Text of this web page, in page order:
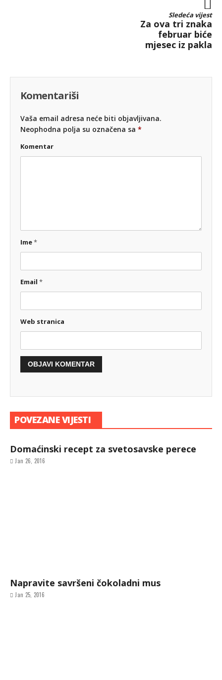
Sledeća vijest
Za ova tri znaka
februar biće
mjesec iz pakla
Komentariši
Vaša email adresa neće biti objavljivana.
Neophodna polja su označena sa *
Komentar
Ime*
Email *
Web stranica
POVEZANE VIJESTI
Domaćinski recept za svetosavske perece
Jan 26, 2016
Napravite savršeni čokoladni mus
Jan 25, 2016